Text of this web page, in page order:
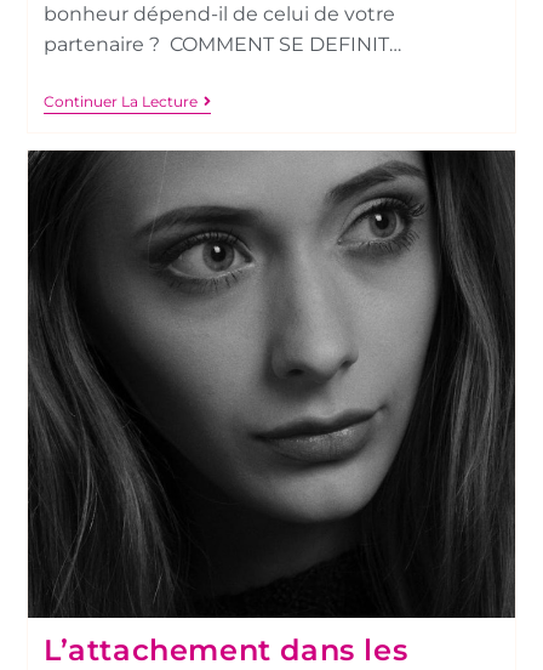
bonheur dépend-il de celui de votre
partenaire ? COMMENT SE DEFINIT…
Continuer La Lecture
L’attachement dans les